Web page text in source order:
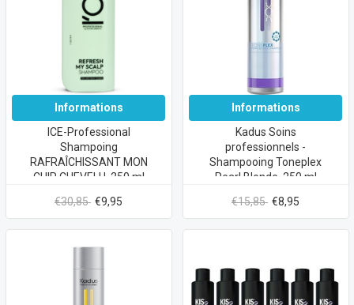
Informations
ICE-Professional
Shampoing
RAFRAÎCHISSANT MON
CUIR CHEVELU, 250 ml
€30,85 €9,95
Informations
Kadus Soins
professionnels -
Shampooing Toneplex
Pearl Blonde, 250 ml
€15,85 €8,95